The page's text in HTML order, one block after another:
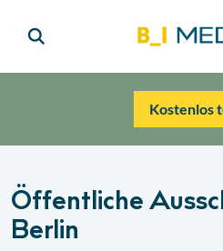
Kostenlos
Öffentliche
Berlin